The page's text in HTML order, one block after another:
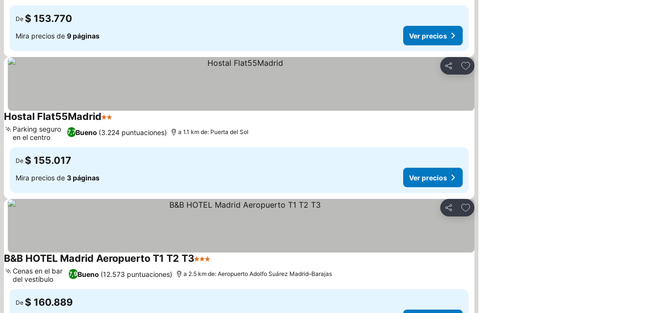
De $ 153.770
Mira precios de 9 páginas Ver precios
Compartir
Agregar a favoritos
Hostal Flat55Madrid2 Estrellas
7,7Bueno (3.224 puntuaciones)
Parking seguro
en el centro
a 1.1 km de: Puerta del Sol
De $ 155.017
Mira precios de 3 páginas Ver precios
Compartir
Agregar a favoritos
B&B HOTEL Madrid Aeropuerto T1 T2 T33 Estrellas
7,9Bueno (12.573 puntuaciones)
Cenas en el bar
del vestíbulo
a 2.5 km de: Aeropuerto Adolfo Suárez Madrid–Barajas
De $ 160.889